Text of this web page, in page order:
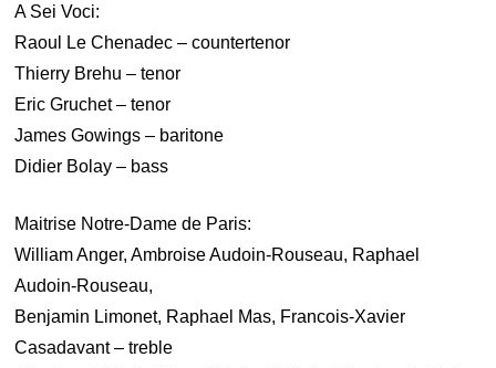
A Sei Voci:
Raoul Le Chenadec – countertenor
Thierry Brehu – tenor
Eric Gruchet – tenor
James Gowings – baritone
Didier Bolay – bass
Maitrise Notre-Dame de Paris:
William Anger, Ambroise Audoin-Rouseau, Raphael
Audoin-Rouseau,
Benjamin Limonet, Raphael Mas, Francois-Xavier
Casadavant – treble